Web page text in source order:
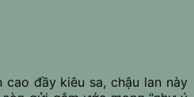
đầy kiêu sa, chậu lan này